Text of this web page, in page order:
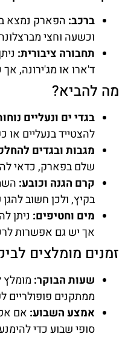
ברכב: הפארק נמצא
וכשעה וחצי
תחבורה ציבורית:
ד'ארו או מג'ירונה,
מה להביא?
בגדי ים ונעליים
להצטייד בנעליים
מגבות ובגדים
שלם בפארק, כדאי
קרם הגנה וכובע:
בקיץ, ולכן חשוב
מים וחטיפים: ניתן
אך יש גם אפשרות
זמנים מומלצים
שעות הבוקר: מומלץ
ממתקנים
אמצע השבוע: אם
סופי שבוע כדי